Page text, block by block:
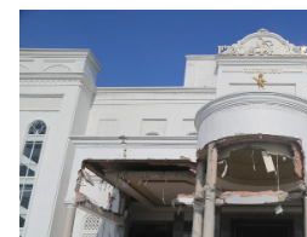
Media Văn hóa
Media Xã hội
Media Pháp luật